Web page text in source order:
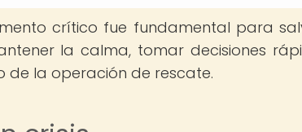
crítico fue fundamental para
la calma, tomar decisiones
de la operación de rescate.